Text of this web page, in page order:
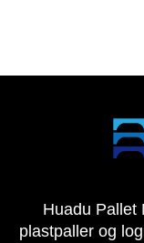
Huadu Pallet
plastpaller og